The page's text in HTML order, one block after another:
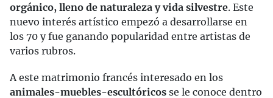
orgánico, lleno de naturaleza y vida silvestre. Este
nuevo interés artístico empezó a desarrollarse en
los 70 y fue ganando popularidad entre artistas de
varios rubros.
A este matrimonio francés interesado en los
animales-muebles-escultóricos se le conoce dentro